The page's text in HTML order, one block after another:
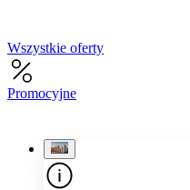
Wszystkie oferty
Promocyjne